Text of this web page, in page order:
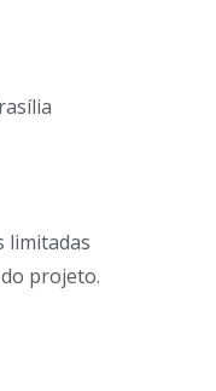
limitadas
projeto.